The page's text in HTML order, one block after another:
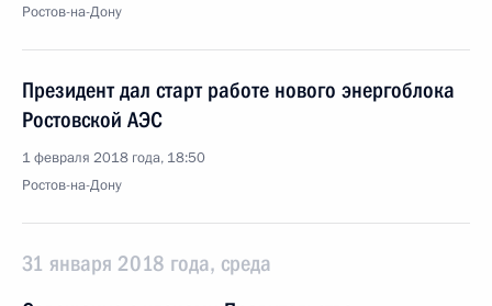
Ростов-на-Дону
Президент дал старт работе нового энергоблока
Ростовской АЭС
1 февраля 2018 года, 18:50
Ростов-на-Дону
31 января 2018 года, среда